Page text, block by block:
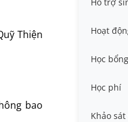
Thiện
bao
Miễn
Nhà ở
Hoạt
Học
HB
HB
Học phí
Khảo